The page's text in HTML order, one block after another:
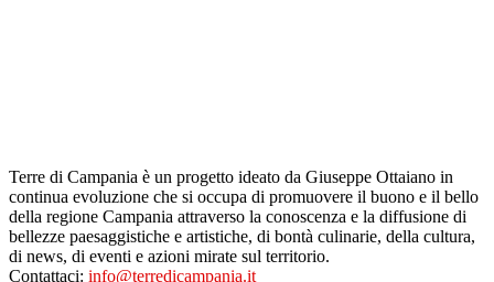
Terre di Campania è un progetto ideato da Giuseppe Ottaiano in
continua evoluzione che si occupa di promuovere il buono e il bello
della regione Campania attraverso la conoscenza e la diffusione di
bellezze paesaggistiche e artistiche, di bontà culinarie, della cultura,
di news, di eventi e azioni mirate sul territorio.
Contattaci: info@terredicampania.it